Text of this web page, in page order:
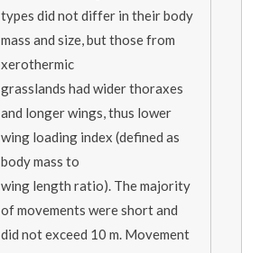
types did not differ in their body
mass and size, but those from
xerothermic
grasslands had wider thoraxes
and longer wings, thus lower
wing loading index (defined as
body mass to
wing length ratio). The majority
of movements were short and
did not exceed 10 m. Movement